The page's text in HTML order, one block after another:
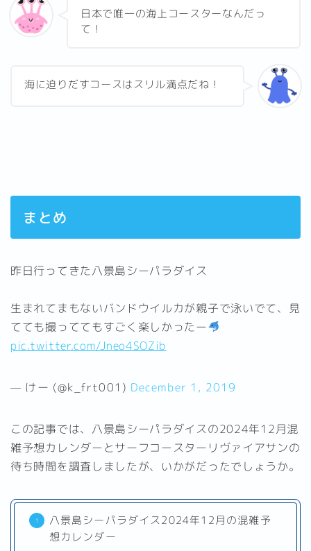
日本で唯一の海上コースターなんだっ
て！
海に迫りだすコースはスリル満点だね！
まとめ
昨日行ってきた八景島シーパラダイス
生まれてまもないバンドウイルカが親子で泳いでて、見
てても撮っててもすごく楽しかったー
pic.twitter.com/Jneo4SOZib
— けー (@k_frt001) December 1, 2019
この記事では、八景島シーパラダイスの2024年12月混
雑予想カレンダーとサーフコースターリヴァイアサンの
待ち時間を調査しましたが、いかがだったでしょうか。
八景島シーパラダイス2024年12月の混雑予
想カレンダー